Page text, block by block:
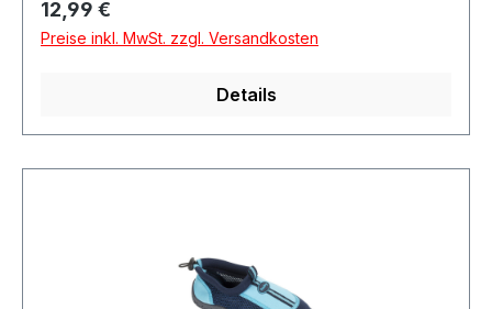
Regulärer Preis:
12,99 €
Preise inkl. MwSt. zzgl. Versandkosten
Details